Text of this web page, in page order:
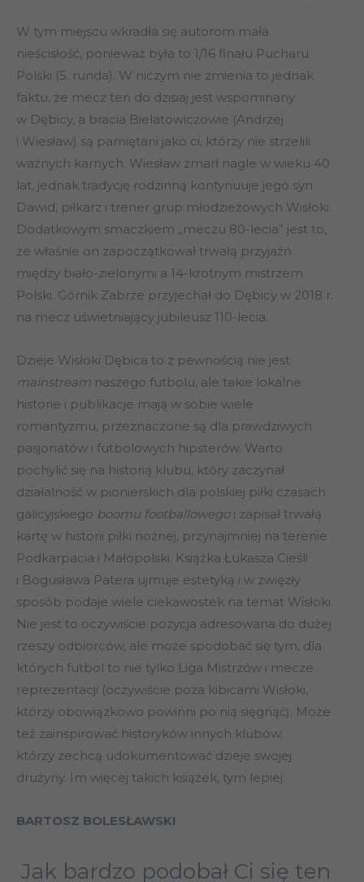
W tym miejscu wkradła się autorom mała
nieścisłość, ponieważ była to 1/16 finału Pucharu
Polski (5. runda). W niczym nie zmienia to jednak
faktu, że mecz ten do dzisiaj jest wspominany
w Dębicy, a bracia Bielatowiczowie (Andrzej
i Wiesław) są pamiętani jako ci, którzy nie strzelili
ważnych karnych. Wiesław zmarł nagle w wieku 40
lat, jednak tradycję rodzinną kontynuuje jego syn
Dawid, piłkarz i trener grup młodzieżowych Wisłoki.
Dodatkowym smaczkiem „meczu 80-lecia” jest to,
że właśnie on zapoczątkował trwałą przyjaźń
między biało-zielonymi a 14-krotnym mistrzem
Polski. Górnik Zabrze przyjechał do Dębicy w 2018 r.
na mecz uświetniający jubileusz 110-lecia.
Dzieje Wisłoki Dębica to z pewnością nie jest
mainstream naszego futbolu, ale takie lokalne
historie i publikacje mają w sobie wiele
romantyzmu, przeznaczone są dla prawdziwych
pasjonatów i futbolowych hipsterów. Warto
pochylić się na historią klubu, który zaczynał
działalność w pionierskich dla polskiej piłki czasach
galicyjskiego boomu footballowegoi zapisał trwałą
kartę w historii piłki nożnej, przynajmniej na terenie
Podkarpacia i Małopolski. Książka Łukasza Cieśli
i Bogusława Patera ujmuje estetyką i w zwięzły
sposób podaje wiele ciekawostek na temat Wisłoki.
Nie jest to oczywiście pozycja adresowana do dużej
rzeszy odbiorców, ale może spodobać się tym, dla
których futbol to nie tylko Liga Mistrzów i mecze
reprezentacji (oczywiście poza kibicami Wisłoki,
którzy obowiązkowo powinni po nią sięgnąć). Może
też zainspirować historyków innych klubów,
którzy zechcą udokumentować dzieje swojej
drużyny. Im więcej takich książek, tym lepiej.
BARTOSZ BOLESŁAWSKI
Jak bardzo podobał Ci się ten